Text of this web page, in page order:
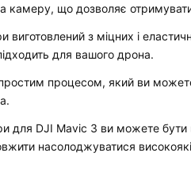
що дозволяє отримувати
з міцних і
для вашого дрона.
процесом, який ви
для DJI Mavic 3 ви можете бути
насолоджуватися